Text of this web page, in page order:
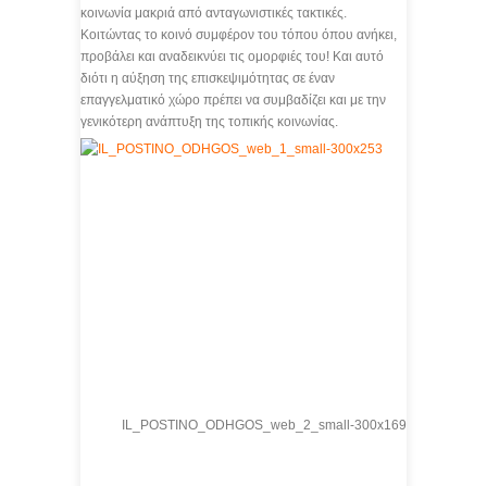
κοινωνία μακριά από ανταγωνιστικές τακτικές.
Κοιτώντας το κοινό συμφέρον του τόπου όπου ανήκει,
προβάλει και αναδεικνύει τις ομορφιές του! Και αυτό
διότι η αύξηση της επισκεψιμότητας σε έναν
επαγγελματικό χώρο πρέπει να συμβαδίζει και με την
γενικότερη ανάπτυξη της τοπικής κοινωνίας.